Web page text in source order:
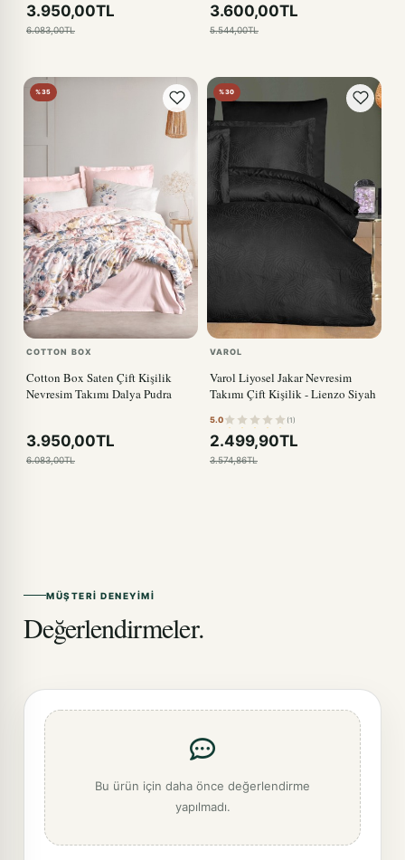
3.950,00TL
6.083,00TL
3.600,00TL
5.544,00TL
%35
COTTON BOX
Cotton Box Saten Çift Kişilik
Nevresim Takımı Dalya Pudra
3.950,00TL
6.083,00TL
%30
VAROL
Varol Liyosel Jakar Nevresim
Takımı Çift Kişilik - Lienzo Siyah
5.0 (1)
2.499,90TL
3.574,86TL
MÜŞTERI DENEYIMI
Değerlendirmeler.
Bu ürün için daha önce değerlendirme
yapılmadı.